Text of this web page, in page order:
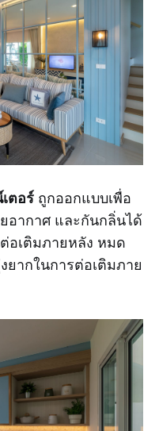
ตอร์ ถูกออกแบบเพื่อ
อากาศ และกันกลิ่นได้
อเติมภายหลัง หมด
ากในการต่อเติมภาย